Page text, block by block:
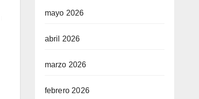
mayo 2026
abril 2026
marzo 2026
febrero 2026